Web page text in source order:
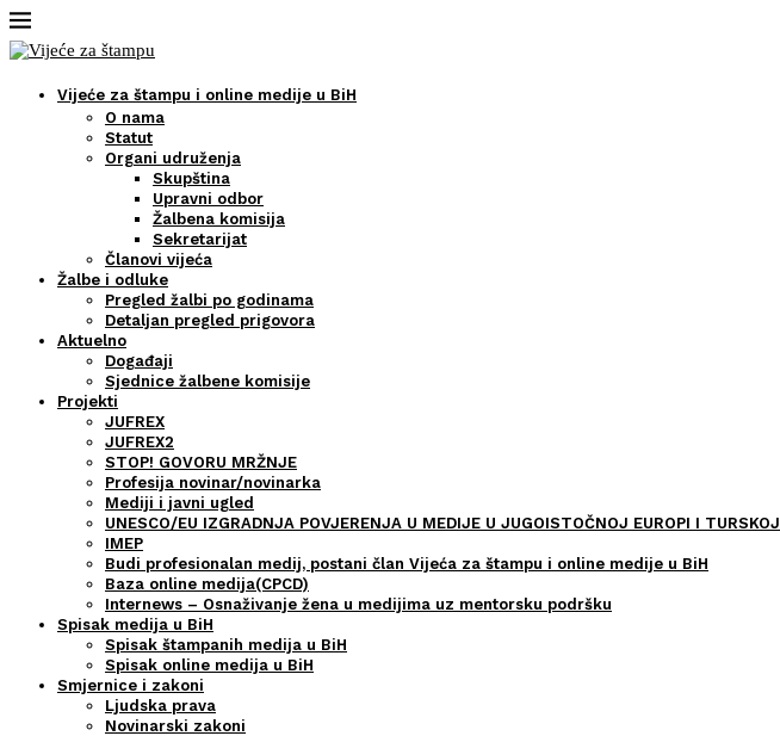
Vijeće za štampu i online medije u BiH
O nama
Statut
Organi udruženja
Skupština
Upravni odbor
Žalbena komisija
Sekretarijat
Članovi vijeća
Žalbe i odluke
Pregled žalbi po godinama
Detaljan pregled prigovora
Aktuelno
Događaji
Sjednice žalbene komisije
Projekti
JUFREX
JUFREX2
STOP! GOVORU MRŽNJE
Profesija novinar/novinarka
Mediji i javni ugled
UNESCO/EU IZGRADNJA POVJERENJA U MEDIJE U JUGOISTOČNOJ EUROPI I TURSKOJ
IMEP
Budi profesionalan medij, postani član Vijeća za štampu i online medije u BiH
Baza online medija(CPCD)
Internews – Osnaživanje žena u medijima uz mentorsku podršku
Spisak medija u BiH
Spisak štampanih medija u BiH
Spisak online medija u BiH
Smjernice i zakoni
Ljudska prava
Novinarski zakoni